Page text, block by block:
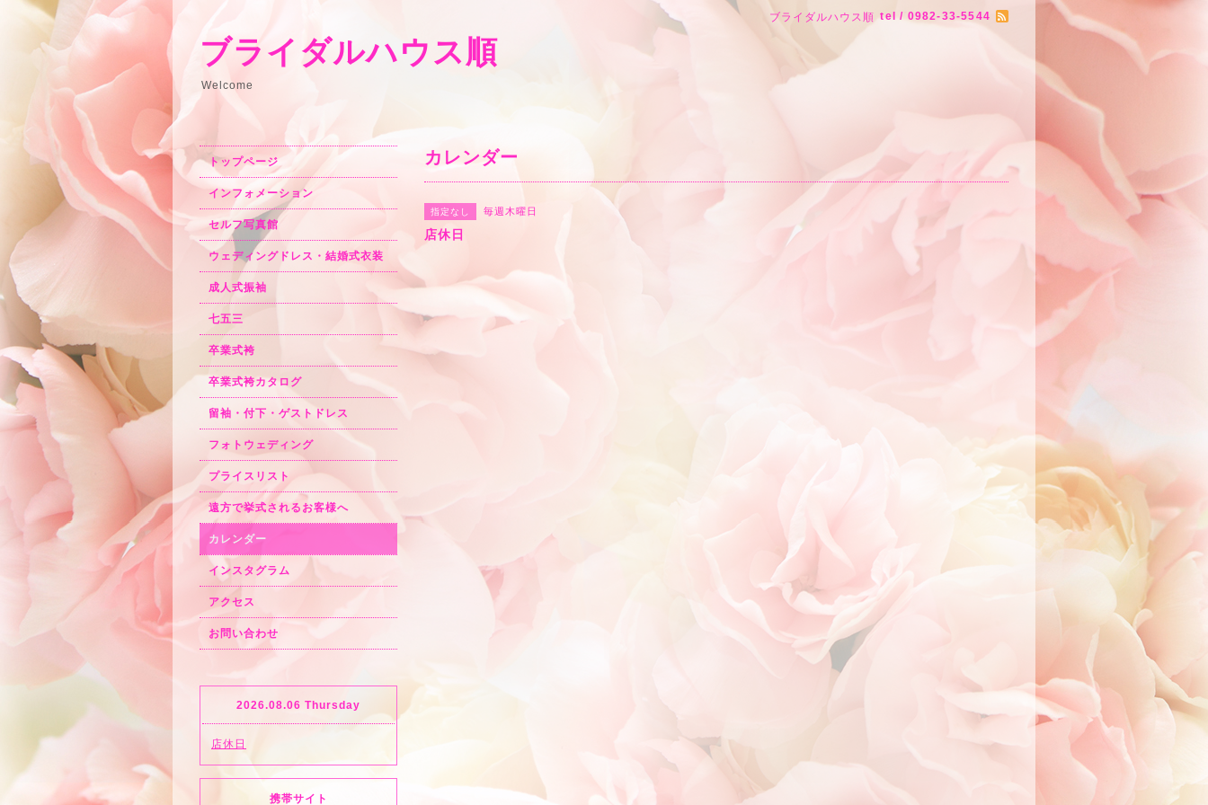
ブライダルハウス順 tel / 0982-33-5544
ブライダルハウス順
Welcome
カレンダー
指定なし 毎週木曜日
店休日
トップページ
インフォメーション
セルフ写真館
ウェディングドレス・結婚式衣装
成人式振袖
七五三
卒業式袴
卒業式袴カタログ
留袖・付下・ゲストドレス
フォトウェディング
プライスリスト
遠方で挙式されるお客様へ
カレンダー
インスタグラム
アクセス
お問い合わせ
2026.08.06 Thursday
店休日
携帯サイト